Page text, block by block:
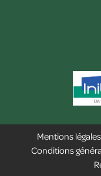
Mentions légales
Conditions